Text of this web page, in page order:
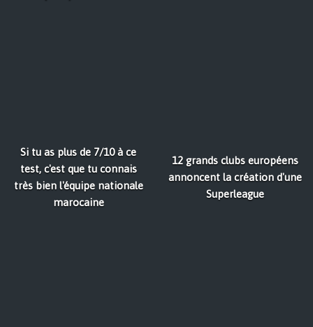
Si tu as plus de 7/10 à ce
test, c'est que tu connais
très bien l'équipe nationale
marocaine
12 grands clubs européens
annoncent la création d'une
Superleague